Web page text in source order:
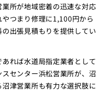
所が地域密着の迅速な対応
つまり修理に1,100円から
出張見積もりを提供してい
れば水道局指定業者として
センター浜松営業所が、沼
津営業所も有力な選択肢に